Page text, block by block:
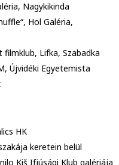
Nagykikinda
Hol Galéria,
Lifka, Szabadka
Újvidéki Egyetemista
HK
keretein belül
Kiš Ifjúsági Klub galériája